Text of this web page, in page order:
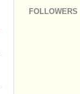
FOLLOWERS